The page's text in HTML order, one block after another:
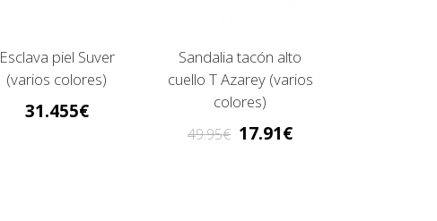
Esclava piel Suver
(varios colores)
31.455
Sandalia tacón alto
cuello T Azarey (varios
colores)
49.95 17.91